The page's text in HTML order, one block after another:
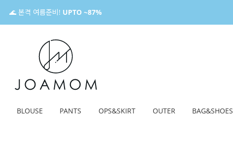
🌊 본격 여름준비! UPTO ~87%
BLOUSE PANTS OPS&SKIRT OUTER BAG&SHOES